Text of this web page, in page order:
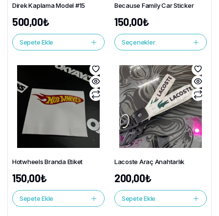
Direk Kaplama Model #15
500,00₺
Sepete Ekle
Because Family Car Sticker
150,00₺
Seçenekler
Hotwheels Branda Etiket
150,00₺
Sepete Ekle
Lacoste Araç Anahtarlık
200,00₺
Sepete Ekle